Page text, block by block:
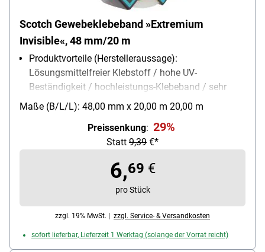
Scotch Gewebeklebeband »Extremium
Invisible«, 48 mm/20 m
Produktvorteile (Herstelleraussage):
Lösungsmittelfreier Klebstoff / hohe UV-
Beständigkeit / hochleistungs-Klebeband / sehr
gute Dehnbarkeit / für Innen- und Außenbereich
geeignet /
Produktverwendung: haftet sehr gut auf Glas und
Kunststoff im Innen- und Außenbereich
Breite des Bandes: 48 mm
Länge des Bandes: 20 m
Maße (B/L/L): 48,00 mm x 20,00 m 20,00 m
Preissenkung: 29%
Statt 9,39 €*
6,69 €
pro Stück
zzgl. 19% MwSt. | zzgl. Service- & Versandkosten
sofort lieferbar, Lieferzeit 1 Werktag (solange der Vorrat reicht)